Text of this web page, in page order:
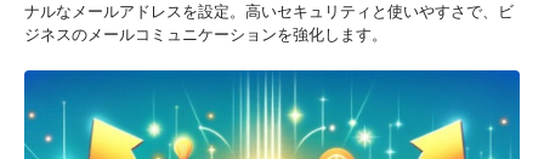
ナルなメールアドレスを設定。高いセキュリティと使いやすさで、ビ
ジネスのメールコミュニケーションを強化します。